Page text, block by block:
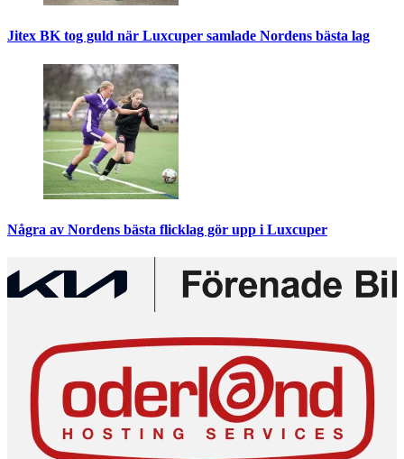
Jitex BK tog guld när Luxcuper samlade Nordens bästa lag
Några av Nordens bästa flicklag gör upp i Luxcuper